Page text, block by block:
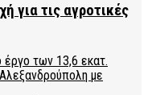
για τις αγροτικές